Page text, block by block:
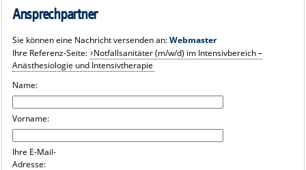
ZENTRALE EINRICHTUNGEN
PRESSE
ÜBER UNS
INTRANET
Ansprechpartner
Sie können eine Nachricht versenden an:Webmaster
Ihre Referenz-Seite: Notfallsanitäter (m/w/d) im Intensivbereich –
Anästhesiologie und Intensivtherapie
Name:
Vorname:
Ihre E-Mail-
Adresse: